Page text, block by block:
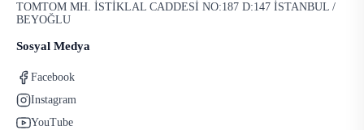
TOMTOM MH. İSTİKLAL CADDESİ NO:187 D:147 İSTANBUL /
BEYOĞLU
Sosyal Medya
Facebook
Instagram
YouTube